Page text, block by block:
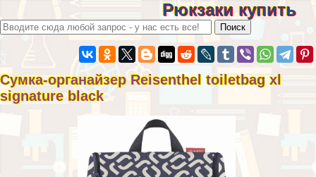
Рюкзаки купить
Сумка-органайзер Reisenthel toiletbag xl
signature black